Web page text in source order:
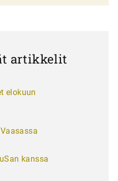
artikkelit
elokuun
kanssa